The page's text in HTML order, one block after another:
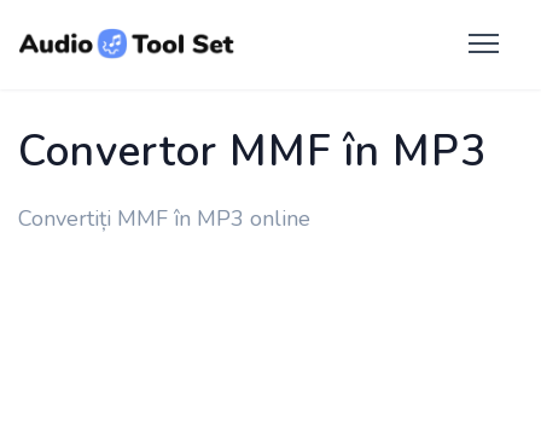
Convertor MMF în MP3
Convertiți MMF în MP3 online